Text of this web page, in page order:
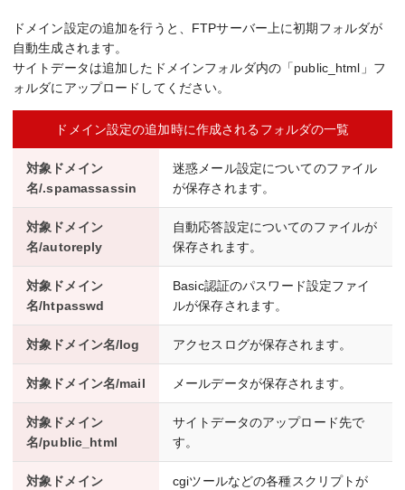
ドメイン設定の追加を行うと、FTPサーバー上に初期フォルダが
自動生成されます。
サイトデータは追加したドメインフォルダ内の「public_html」フ
ォルダにアップロードしてください。
ドメイン設定の追加時に作成されるフォルダの一覧
対象ドメイン
名/.spamassassin
迷惑メール設定についてのファイル
が保存されます。
対象ドメイン
名/autoreply
自動応答設定についてのファイルが
保存されます。
対象ドメイン
名/htpasswd
Basic認証のパスワード設定ファイ
ルが保存されます。
対象ドメイン名/log アクセスログが保存されます。
対象ドメイン名/mail メールデータが保存されます。
対象ドメイン
名/public_html
サイトデータのアップロード先で
す。
対象ドメイン
cgiツールなどの各種スクリプトが